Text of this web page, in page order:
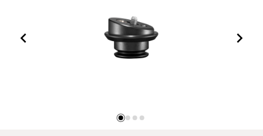
Loading...
Loading... Video & Drohnen